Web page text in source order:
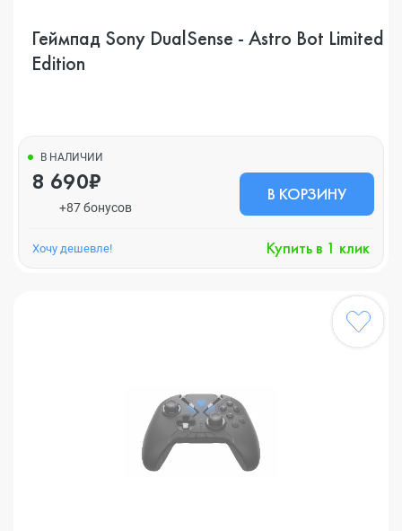
Геймпад Sony DualSense - Astro Bot Limited
Edition
В НАЛИЧИИ
8 690₽
+87 бонусов
В КОРЗИНУ
Хочу дешевле! Купить в 1 клик